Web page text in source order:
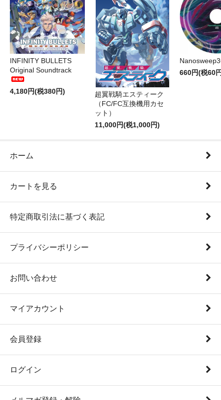
INFINITY BULLETS
Original Soundtrack
4,180円(税380円)
超翼戦騎エスティーク
（FC/FC互換機用カセ
ット）
11,000円(税1,000円)
660円(税60
ホーム
カートを見る
特定商取引法に基づく表記
プライバシーポリシー
お問い合わせ
マイアカウント
会員登録
ログイン